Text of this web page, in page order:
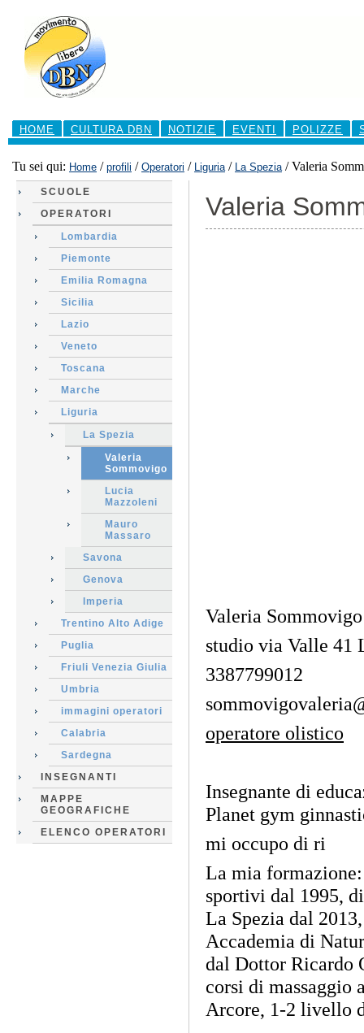
contenuti.
navigazione
Sezioni
HOME
CULTURA DBN NOTIZIE EVENTI POLIZZE
Tu sei qui: Home / profili / Operatori / Liguria / La Spezia /Valeria
SCUOLE
OPERATORI
Lombardia
Piemonte
Emilia Romagna
Sicilia
Lazio
Veneto
Toscana
Marche
Liguria
La Spezia
Valeria
Sommovigo
Lucia
Mazzoleni
Mauro
Massaro
Savona
Genova
Imperia
Trentino Alto Adige
Puglia
Friuli Venezia Giulia
Umbria
immagini operatori
Calabria
Sardegna
INSEGNANTI
MAPPE
GEOGRAFICHE
ELENCO OPERATORI
Valeria
Valeria Sommovigo
studio via Valle 41
3387799012
operatore olistico
Insegnante di
Planet gym
mi occupo di ri
La mia
sportivi dal 1995,
La Spezia dal
Accademia di
dal Dottor Ricardo
corsi di massaggio
Arcore, 1-2 livello